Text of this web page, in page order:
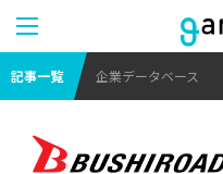
記事一覧 企業データベース